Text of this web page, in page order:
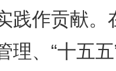
践作贡献。
理、“十五